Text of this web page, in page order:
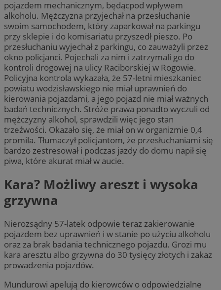
pojazdem mechanicznym, będącpod wpływem
alkoholu. Mężczyzna przyjechał na przesłuchanie
swoim samochodem, który zaparkował na parkingu
przy sklepie i do komisariatu przyszedł pieszo. Po
przesłuchaniu wyjechał z parkingu, co zauważyli przez
okno policjanci. Pojechali za nim i zatrzymali go do
kontroli drogowej na ulicy Raciborskiej w Rogowie.
Policyjna kontrola wykazała, że 57-letni mieszkaniec
powiatu wodzisławskiego nie miał uprawnień do
kierowania pojazdami, a jego pojazd nie miał ważnych
badań technicznych. Stróże prawa ponadto wyczuli od
mężczyzny alkohol, sprawdzili więc jego stan
trzeźwości. Okazało się, że miał on w organizmie 0,4
promila. Tłumaczył policjantom, że przesłuchaniami się
bardzo zestresował i podczas jazdy do domu napił się
piwa, które akurat miał w aucie.
Kara? Możliwy areszt i wysoka
grzywna
Nierozsądny 57-latek odpowie teraz zakierowanie
pojazdem bez uprawnień i w stanie po użyciu alkoholu
oraz za brak badania technicznego pojazdu. Grozi mu
kara aresztu albo grzywna do 30 tysięcy złotych i zakaz
prowadzenia pojazdów.
Mundurowi apelują do kierowców o odpowiedzialne